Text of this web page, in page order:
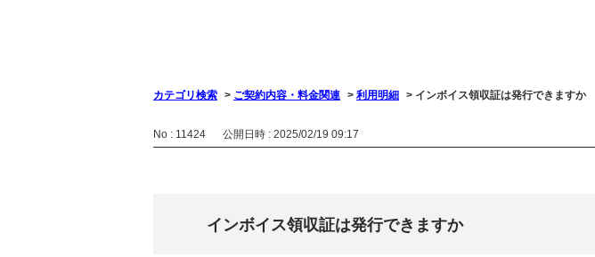
カテゴリ検索 > ご契約内容・料金関連 > 利用明細 > インボイス領収証は発行できますか
No : 11424 公開日時 : 2025/02/19 09:17
インボイス領収証は発行できますか